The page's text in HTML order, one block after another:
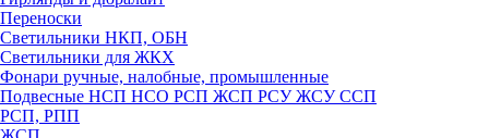
Переноски
Светильники НКП, ОБН
Светильники для ЖКХ
Фонари ручные, налобные, промышленные
Подвесные НСП НСО РСП ЖСП РСУ ЖСУ ССП
РСП, РПП